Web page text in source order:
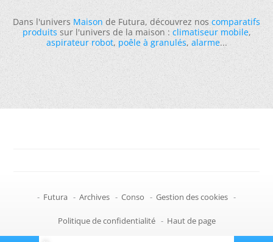
Dans l'universMaisonde Futura, découvrez noscomparatifs
produitssur l'univers de la maison :climatiseur mobile,
aspirateur robot,poêle à granulés,alarme...
- Futura - Archives - Conso - Gestion des cookies -
Politique de confidentialité - Haut de page